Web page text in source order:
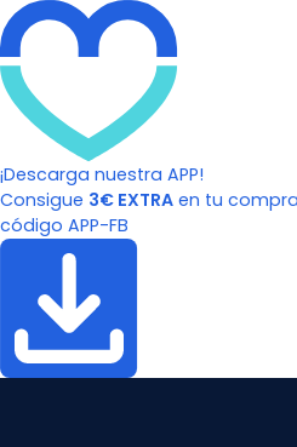
¡Descarga nuestra APP!
Consigue 3€ EXTRA en tu
código APP-FB